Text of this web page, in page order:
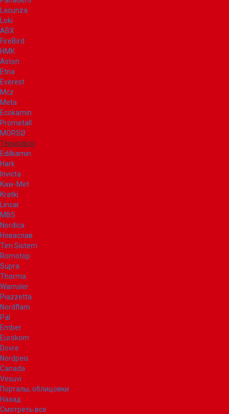
Lacunza
Loki
ABX
FireBird
НМК
Aston
Etna
Everest
Mcz
Meta
Ecokamin
Prometall
MORSØ
Термофор
Edilkamin
Hark
Invicta
Kaw-Met
Kratki
Lincar
MBS
Nordica
Новаслав
Tim Sistem
Romotop
Supra
Thorma
Wamsler
Piazzetta
Nordflam
Pal
Ember
Eurokom
Dovre
Nordpeis
Canada
Vesuvi
Порталы, облицовки
Назад
Смотреть все